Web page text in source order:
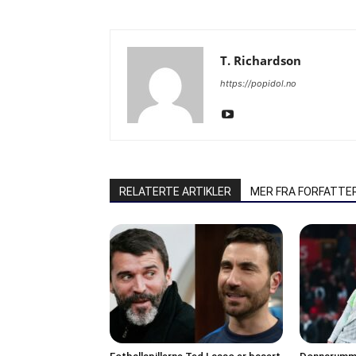
T. Richardson
https://popidol.no
RELATERTE ARTIKLER MER FRA